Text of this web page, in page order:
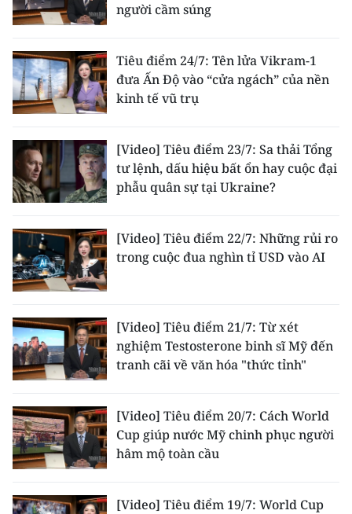
người cầm súng
Tiêu điểm 24/7: Tên lửa Vikram-1
đưa Ấn Độ vào “cửa ngách” của nền
kinh tế vũ trụ
[Video] Tiêu điểm 23/7: Sa thải Tổng
tư lệnh, dấu hiệu bất ổn hay cuộc đại
phẫu quân sự tại Ukraine?
[Video] Tiêu điểm 22/7: Những rủi ro
trong cuộc đua nghìn tỉ USD vào AI
[Video] Tiêu điểm 21/7: Từ xét
nghiệm Testosterone binh sĩ Mỹ đến
tranh cãi về văn hóa "thức tỉnh"
[Video] Tiêu điểm 20/7: Cách World
Cup giúp nước Mỹ chinh phục người
hâm mộ toàn cầu
[Video] Tiêu điểm 19/7: World Cup